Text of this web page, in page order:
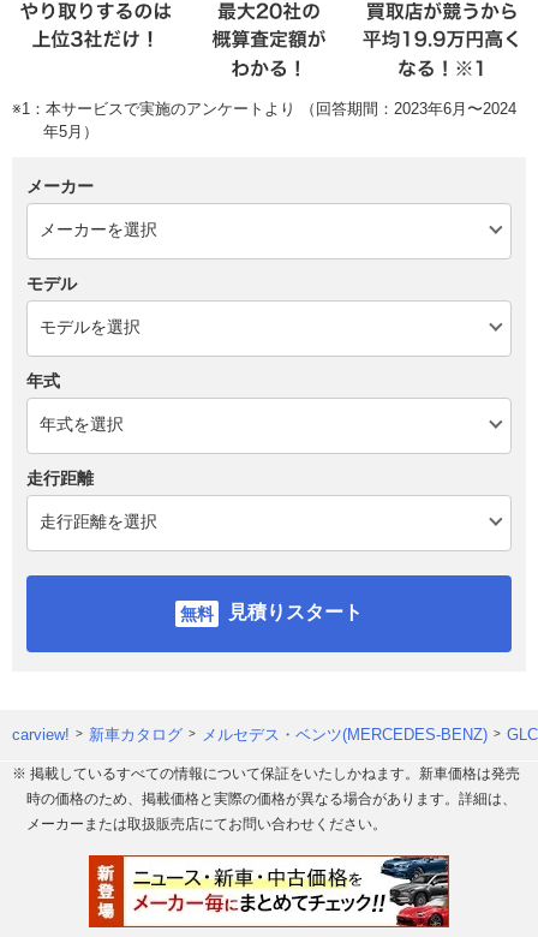
※1：本サービスで実施のアンケートより （回答期間：2023年6月〜2024
年5月）
メーカー
モデル
年式
走行距離
見積りスタート
carview! 新車カタログ メルセデス・ベンツ(MERCEDES-BENZ)
※ 掲載しているすべての情報について保証をいたしかねます。新車価格は発売
時の価格のため、掲載価格と実際の価格が異なる場合があります。詳細は、
メーカーまたは取扱販売店にてお問い合わせください。